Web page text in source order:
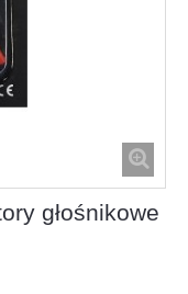
głośnikowe